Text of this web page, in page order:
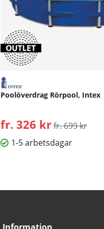
Poolöverdrag Rörpool, Intex
fr. 326 krOrdinarie pris:
fr. 699 kr
1-5 arbetsdagar